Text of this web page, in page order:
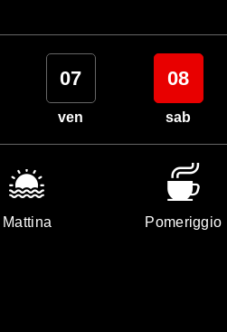
07
ven
08
sab
Mattina Pomeriggio